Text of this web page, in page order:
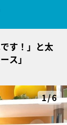
す！」と太
ス」
1/6